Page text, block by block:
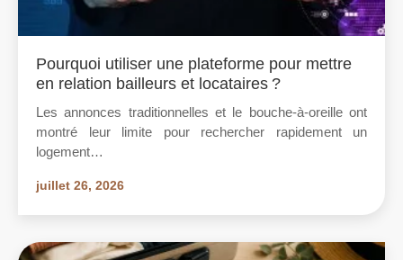
Pourquoi utiliser une plateforme pour mettre
en relation bailleurs et locataires ?
Les annonces traditionnelles et le bouche-à-oreille ont
montré leur limite pour rechercher rapidement un
logement…
juillet 26, 2026